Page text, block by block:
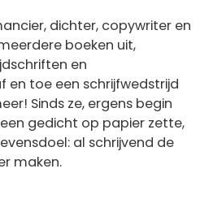
dichter, copywriter en
boeken uit,
en
en toe een schrijfwedstrijd
Sinds ze, ergens begin
gedicht op papier zette,
al schrijvend de
maken.